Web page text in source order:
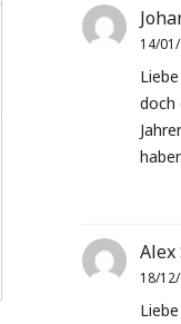
14/
doch
Alex
18/